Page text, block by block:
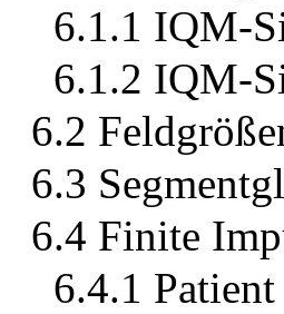
6.1.1 IQM-
6.1.2 IQM-
6.2
6.3
6.4 Finite
6.4.1